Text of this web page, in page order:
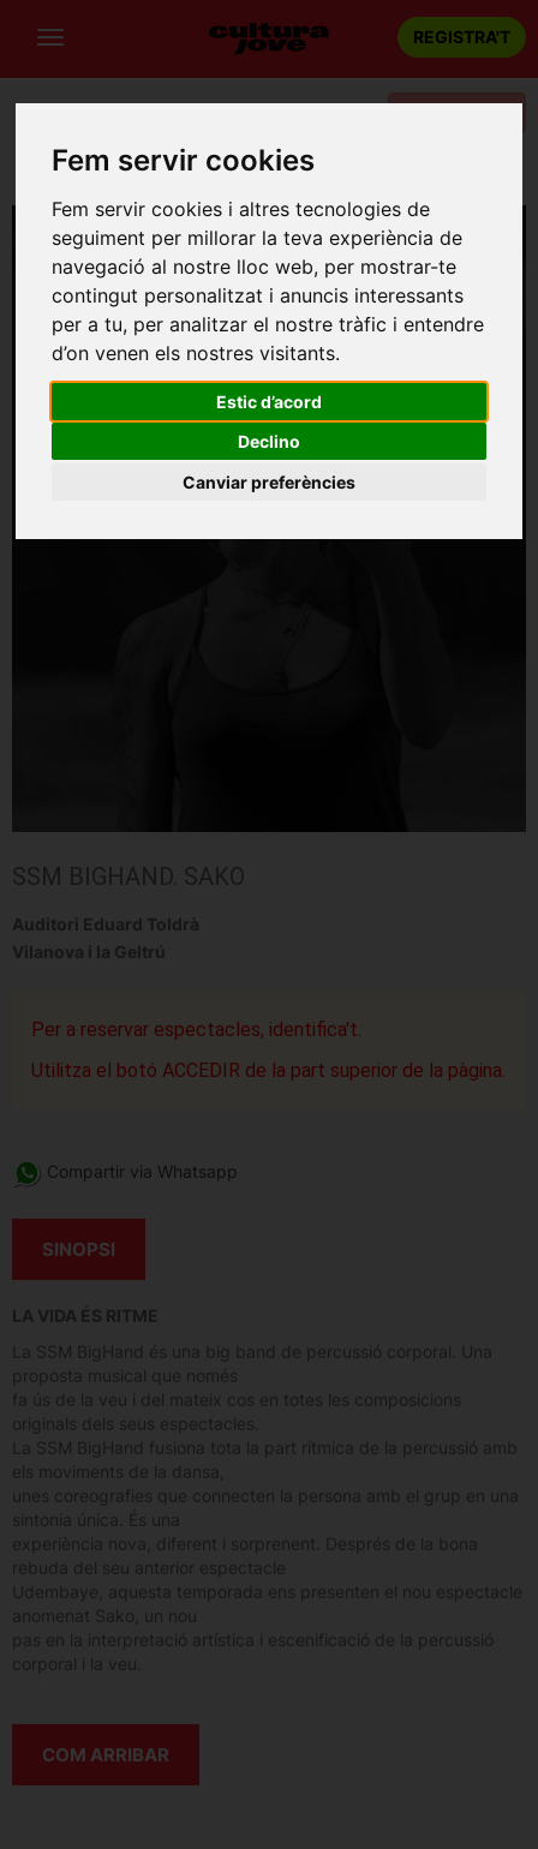
Fem servir cookies
Fem servir cookies i altres tecnologies de
seguiment per millorar la teva experiència de
navegació al nostre lloc web, per mostrar-te
contingut personalitzat i anuncis interessants
per a tu, per analitzar el nostre tràfic i entendre
d’on venen els nostres visitants.
Estic d’acord
Declino
Canviar preferències
REGISTRA'T
Portada Música Barcelona SSM BIGHAND. Sako
SSM BIGHAND. SAKO
Auditori Eduard Toldrà
Vilanova i la Geltrú
Per a reservar espectacles, identifica't.
Utilitza el botó ACCEDIR de la part superior de la pàgina.
Compartir via Whatsapp
SINOPSI
LA VIDA ÉS RITME
La SSM BigHand és una big band de percussió corporal. Una
proposta musical que només
fa ús de la veu i del mateix cos en totes les composicions
originals dels seus espectacles.
La SSM BigHand fusiona tota la part rítmica de la percussió amb
els moviments de la dansa,
unes coreografies que connecten la persona amb el grup en una
sintonia única. És una
experiència nova, diferent i sorprenent. Després de la bona
rebuda del seu anterior espectacle
Udembaye, aquesta temporada ens presenten el nou espectacle
anomenat Sako, un nou
pas en la interpretació artística i escenificació de la percussió
corporal i la veu.
COM ARRIBAR